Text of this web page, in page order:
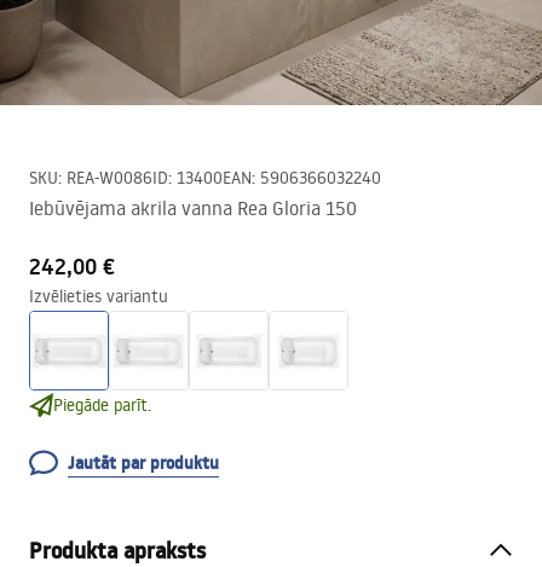
SKU: REA-W0086ID: 13400EAN: 5906366032240
Iebūvējama akrila vanna Rea Gloria 150
242,00 €
Izvēlieties variantu
Piegāde parīt.
Jautāt par produktu
Produkta apraksts